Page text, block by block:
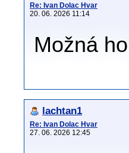
Re: Ivan Dolac Hvar
20. 06. 2026 11:14
Možná
lachtan1
Re: Ivan Dolac Hvar
27. 06. 2026 12:45